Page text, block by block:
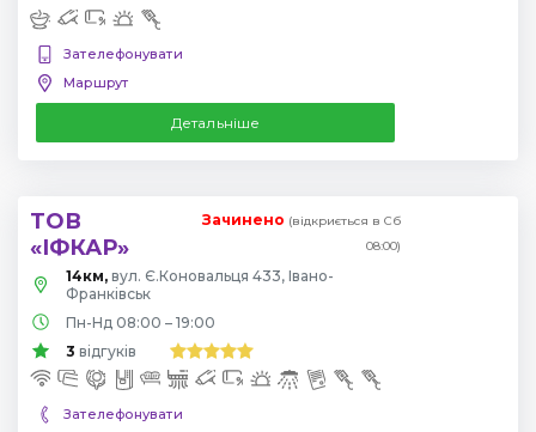
Зателефонувати
Маршрут
Детальніше
ТОВ
«ІФКАР»
Зачинено (відкриється в Сб
08:00)
14км, вул. Є.Коновальця 433, Івано-
Франківськ
Пн-Нд 08:00 – 19:00
3 відгуків
Зателефонувати